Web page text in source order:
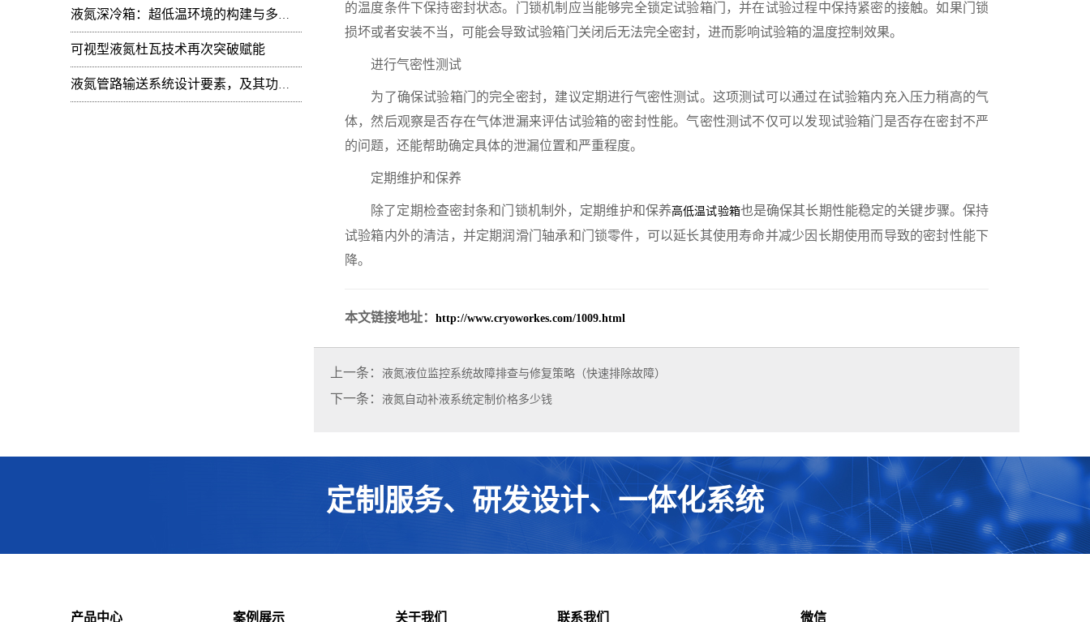
液氮深冷箱：超低温环境的构建与多领域技术赋能
可视型液氮杜瓦技术再次突破赋能
液氮管路输送系统设计要素，及其功能开发
的温度条件下保持密封状态。门锁机制应当能够完全锁定试验箱门，并在试验过程中保持紧密的接触。如果门锁
损坏或者安装不当，可能会导致试验箱门关闭后无法完全密封，进而影响试验箱的温度控制效果。
进行气密性测试
为了确保试验箱门的完全密封，建议定期进行气密性测试。这项测试可以通过在试验箱内充入压力稍高的气
体，然后观察是否存在气体泄漏来评估试验箱的密封性能。气密性测试不仅可以发现试验箱门是否存在密封不严
的问题，还能帮助确定具体的泄漏位置和严重程度。
定期维护和保养
除了定期检查密封条和门锁机制外，定期维护和保养高低温试验箱也是确保其长期性能稳定的关键步骤。保持
试验箱内外的清洁，并定期润滑门轴承和门锁零件，可以延长其使用寿命并减少因长期使用而导致的密封性能下
降。
本文链接地址： http://www.cryoworkes.com/1009.html
上一条： 液氮液位监控系统故障排查与修复策略（快速排除故障）
下一条： 液氮自动补液系统定制价格多少钱
定制服务、研发设计、一体化系统
产品中心 案例展示 关于我们 联系我们 微信